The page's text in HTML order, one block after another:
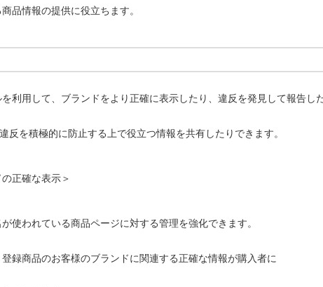
品情報の提供に役立ちます。
利用して、ブランドをより正確に表示したり、違反を発見して報告し
反を積極的に防止する上で役立つ情報を共有したりできます。
正確な表示＞
使われている商品ページに対する管理を強化できます。
録商品のお客様のブランドに関連する正確な情報が購入者に